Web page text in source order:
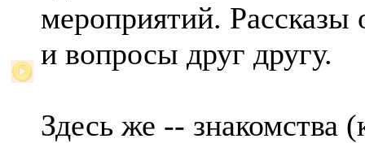
мероприятий. Рассказы
и вопросы друг другу.
Здесь же -- знакомства